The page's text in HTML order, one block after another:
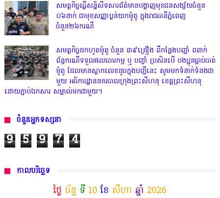
សមត្ថកិច្ចធ្វើសន្និសីទសារព័ត៌មានបង្ហាញមុខជនសង្ស័យចំនួន
០៦នាក់ ជាមុខសញ្ញាប្លន់យកម៉ូតូ ក្នុងរាជធានីភ្នំពេញ
ចំនួន២៦ករណី
សមត្ថកិច្ចដកហូតម៉ូតូ ចំនួន ៣៩គ្រឿង ពីកន្លែងបញ្ជាំ ពពាក់
ព័ន្ធករណីទទួលផលចោរកម្ម ឬ បញ្ចាំ ប្រសិនបើ បងប្អូនធ្លាប់បាត់
ម៉ូតូ ដែលមានស្លាកលេខដូចក្នុងបញ្ជីនេះ សូមមកទំនាក់ទំនងជា
មួយ អធិការដ្ឋាននគរបាលក្រុងព្រះសីហនុ ខេត្តព្រះសីហនុ
ដោយភ្ជាប់ឯកសារ សម្គាល់មកជាមួយ។
ចំនួនអ្នកទស្សនា
9 5 9 7 4
កាលបរិច្ឆេទ
ថ្ងៃ ច័ន្ទ ទី 10 ខែ សីហា ឆ្នាំ 2026